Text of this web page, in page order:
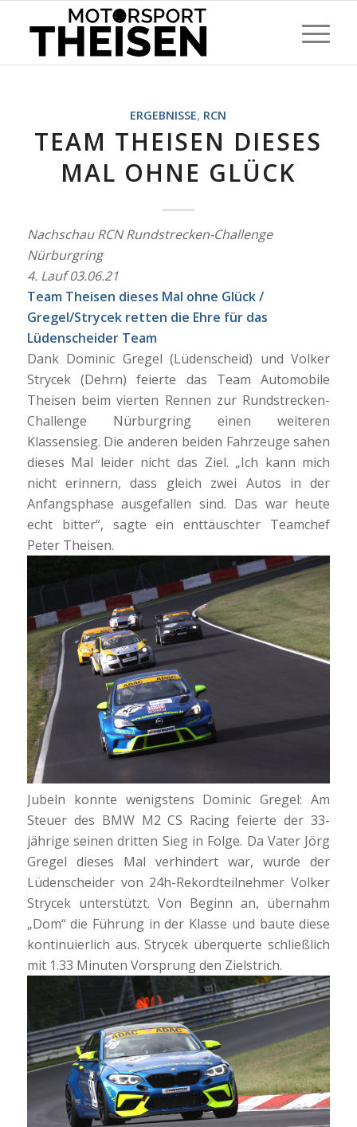
ERGEBNISSE, RCN
TEAM THEISEN DIESES
MAL OHNE GLÜCK
Nachschau RCN Rundstrecken-Challenge
Nürburgring
4. Lauf 03.06.21
Team Theisen dieses Mal ohne Glück /
Gregel/Strycek retten die Ehre für das
Lüdenscheider Team
Dank Dominic Gregel (Lüdenscheid) und Volker
Strycek (Dehrn) feierte das Team Automobile
Theisen beim vierten Rennen zur Rundstrecken-
Challenge Nürburgring einen weiteren
Klassensieg. Die anderen beiden Fahrzeuge sahen
dieses Mal leider nicht das Ziel. „Ich kann mich
nicht erinnern, dass gleich zwei Autos in der
Anfangsphase ausgefallen sind. Das war heute
echt bitter“, sagte ein enttäuschter Teamchef
Peter Theisen.
Jubeln konnte wenigstens Dominic Gregel: Am
Steuer des BMW M2 CS Racing feierte der 33-
jährige seinen dritten Sieg in Folge. Da Vater Jörg
Gregel dieses Mal verhindert war, wurde der
Lüdenscheider von 24h-Rekordteilnehmer Volker
Strycek unterstützt. Von Beginn an, übernahm
„Dom“ die Führung in der Klasse und baute diese
kontinuierlich aus. Strycek überquerte schließlich
mit 1.33 Minuten Vorsprung den Zielstrich.